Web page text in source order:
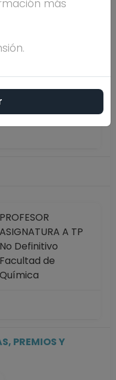
GONZALEZ
PROFESOR
ASIGNATURA A TP
No Definitivo
Facultad de
Química
Facultad de
PREMIOS Y
más